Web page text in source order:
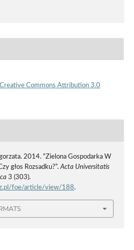
Creative Commons Attribution 3.0
2014. “Zielona Gospodarka W
głos Rozsadku?”.Acta Universitatis
3 (303).
foe/article/view/188.